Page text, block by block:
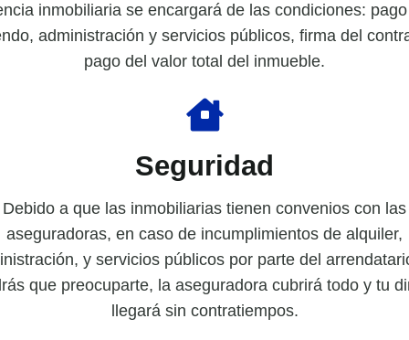
inmobiliaria se encargará de las condiciones:
administración y servicios públicos, firma del
pago del valor total del inmueble.
Seguridad
Debido a que las inmobiliarias tienen convenios con las
aseguradoras, en caso de incumplimientos de alquiler,
y servicios públicos por parte del
que preocuparte, la aseguradora cubrirá todo y tu
llegará sin contratiempos.